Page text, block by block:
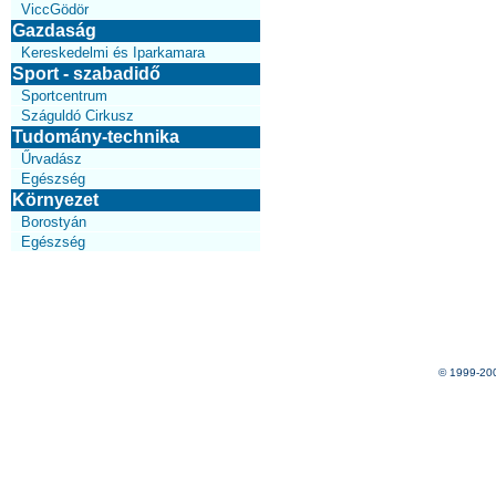
ViccGödör
Gazdaság
Kereskedelmi és Iparkamara
Sport - szabadidő
Sportcentrum
Száguldó Cirkusz
Tudomány-technika
Űrvadász
Egészség
Környezet
Borostyán
Egészség
© 1999-